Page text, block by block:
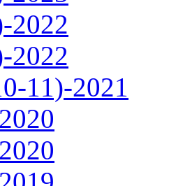
11)-2021